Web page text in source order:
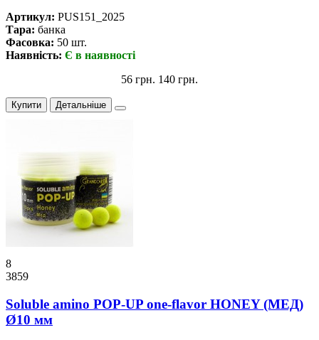
Артикул: PUS151_2025
Тара: банка
Фасовка: 50 шт.
Наявність: Є в наявності
56 грн. 140 грн.
Купити Детальніше
8
3859
Soluble amino POP-UP one-flavor HONEY (МЕД)
Ø10 мм